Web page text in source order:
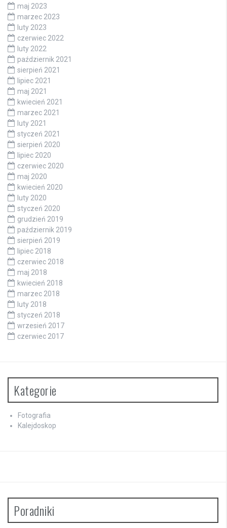
maj 2023
marzec 2023
luty 2023
czerwiec 2022
luty 2022
październik 2021
sierpień 2021
lipiec 2021
maj 2021
kwiecień 2021
marzec 2021
luty 2021
styczeń 2021
sierpień 2020
lipiec 2020
czerwiec 2020
maj 2020
kwiecień 2020
luty 2020
styczeń 2020
grudzień 2019
październik 2019
sierpień 2019
lipiec 2018
czerwiec 2018
maj 2018
kwiecień 2018
marzec 2018
luty 2018
styczeń 2018
wrzesień 2017
czerwiec 2017
Kategorie
Fotografia
Kalejdoskop
Poradniki